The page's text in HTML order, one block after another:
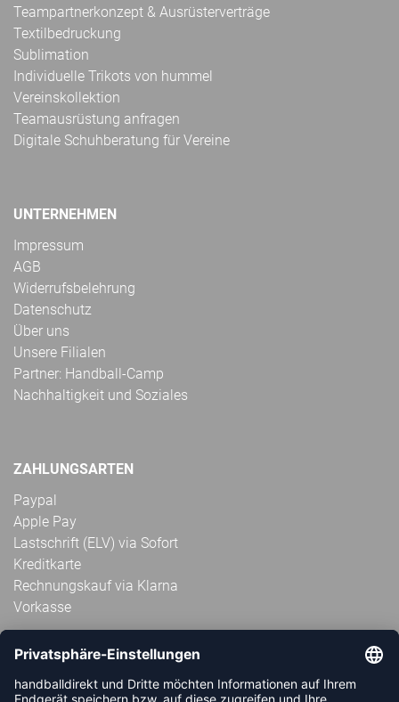
Teampartnerkonzept & Ausrüsterverträge
Textilbedruckung
Sublimation
Individuelle Trikots von hummel
Vereinskollektion
Teamausrüstung anfragen
Digitale Schuhberatung für Vereine
UNTERNEHMEN
Impressum
AGB
Widerrufsbelehrung
Datenschutz
Über uns
Unsere Filialen
Partner: Handball-Camp
Nachhaltigkeit und Soziales
ZAHLUNGSARTEN
Paypal
Apple Pay
Lastschrift (ELV) via Sofort
Kreditkarte
Rechnungskauf via Klarna
Vorkasse
ABONNIERE JETZT DEN KOSTENLOSEN
HANDBALLDIREKT-NEWSLETTER UND VERPASSE KEINE